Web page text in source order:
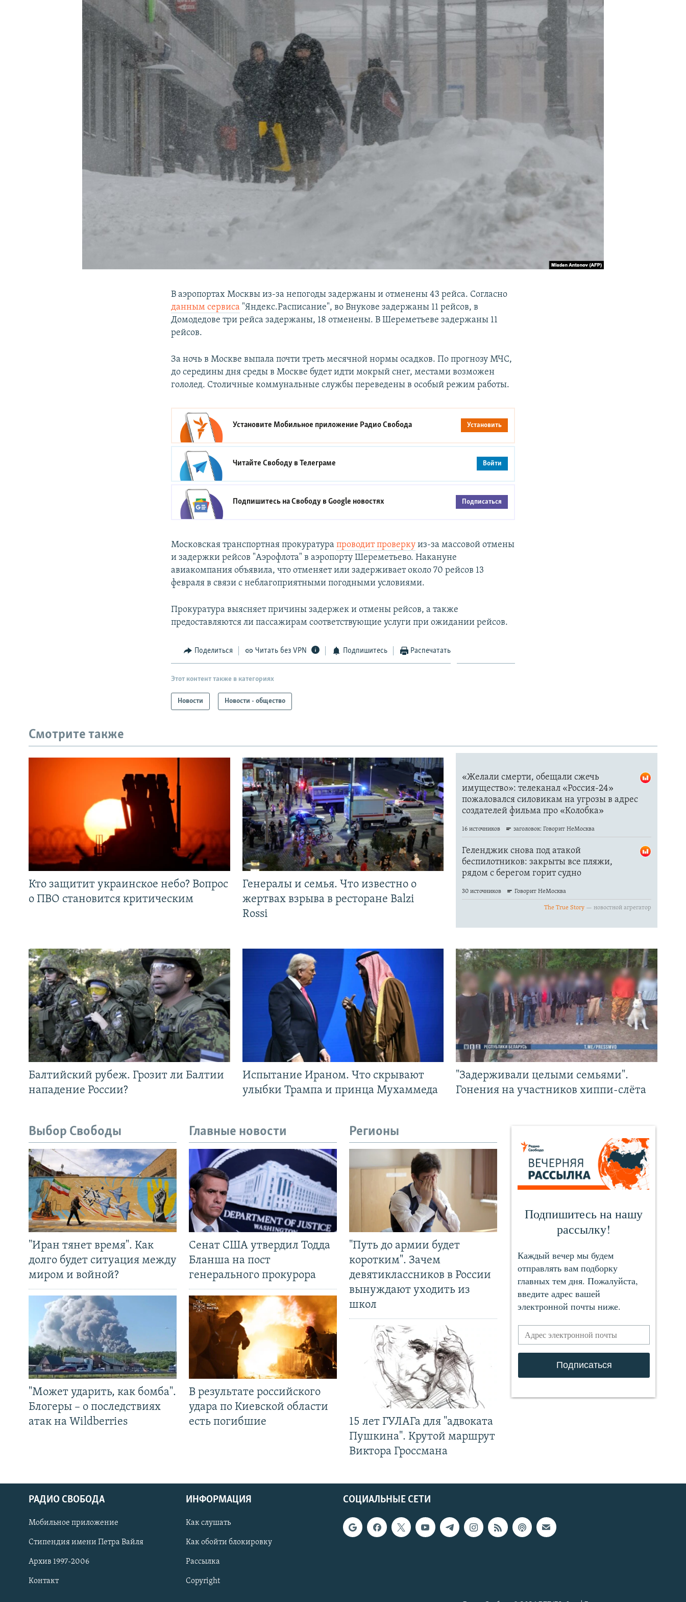
ПОДПИШИТЕСЬ НА РАССЫЛКУ
СОЦИАЛЬНЫЕ СЕТИ
В аэропортах Москвы из-за непогоды задержаны и отменены 43 рейса. Согласно
данным сервиса "Яндекс.Расписание", во Внукове задержаны 11 рейсов, в
Домодедове три рейса задержаны, 18 отменены. В Шереметьеве задержаны 11
рейсов.
За ночь в Москве выпала почти треть месячной нормы осадков. По прогнозу МЧС,
до середины дня среды в Москве будет идти мокрый снег, местами возможен
гололед. Столичные коммунальные службы переведены в особый режим работы.
Установите Мобильное приложение Радио Свобода Установить
Читайте Свободу вТелеграме Войти
Подпишитесь на Свободу вGoogle новостях Подписаться
Московская транспортная прокуратурапроводит проверку из-за массовой отмены
и задержки рейсов "Аэрофлота" в аэропорту Шереметьево. Накануне
авиакомпания объявила, что отменяет или задерживает около 70 рейсов 13
февраля в связи с неблагоприятными погодными условиями.
Прокуратура выясняет причины задержек и отмены рейсов, а также
предоставляются ли пассажирам соответствующие услуги при ожидании рейсов.
Поделиться Читать без VPN Подпишитесь Распечатать
Этот контент также в категориях
Новости Новости - общество
Смотрите также
Кто защитит украинское небо? Вопрос
о ПВО становится критическим
Генералы и семья. Что известно о
жертвах взрыва в ресторане Balzi
Rossi
Балтийский рубеж. Грозит ли Балтии
нападение России?
Испытание Ираном. Что скрывают
улыбки Трампа и принца Мухаммеда
"Задерживали целыми семьями".
Гонения на участников хиппи-слёта
Выбор Свободы
"Иран тянет время". Как
долго будет ситуация между
миром и войной?
"Может ударить, как бомба".
Блогеры – о последствиях
атак на Wildberries
Главные новости
Сенат США утвердил Тодда
Бланша на пост
генерального прокурора
В результате российского
удара по Киевской области
есть погибшие
Регионы
"Путь до армии будет
коротким". Зачем
девятиклассников в России
вынуждают уходить из
школ
15 лет ГУЛАГа для "адвоката
Пушкина". Крутой маршрут
Виктора Гроссмана
СОЦИАЛЬНЫЕ СЕТИ
РАДИО СВОБОДА
Мобильное приложение
Стипендия имени Петра Вайля
Архив 1997-2006
Контакт
ИНФОРМАЦИЯ
Как слушать
Как обойти блокировку
Рассылка
Copyright